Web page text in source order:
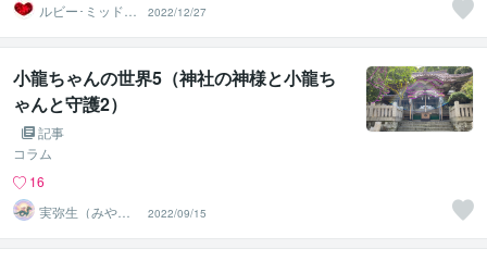
ルビー･ミッドナ
イト
2022/12/27
小龍ちゃんの世界5（神社の神様と小龍ち
ゃんと守護2）
記事
コラム
16
実弥生（みや
の）
2022/09/15